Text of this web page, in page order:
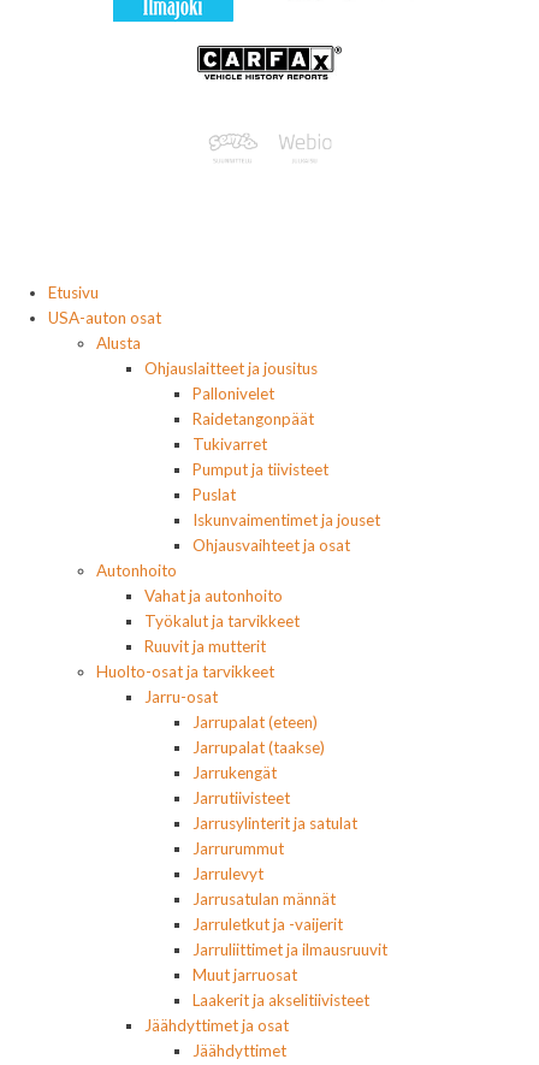
Etusivu
USA-auton osat
Alusta
Ohjauslaitteet ja jousitus
Pallonivelet
Raidetangonpäät
Tukivarret
Pumput ja tiivisteet
Puslat
Iskunvaimentimet ja jouset
Ohjausvaihteet ja osat
Autonhoito
Vahat ja autonhoito
Työkalut ja tarvikkeet
Ruuvit ja mutterit
Huolto-osat ja tarvikkeet
Jarru-osat
Jarrupalat (eteen)
Jarrupalat (taakse)
Jarrukengät
Jarrutiivisteet
Jarrusylinterit ja satulat
Jarrurummut
Jarrulevyt
Jarrusatulan männät
Jarruletkut ja -vaijerit
Jarruliittimet ja ilmausruuvit
Muut jarruosat
Laakerit ja akselitiivisteet
Jäähdyttimet ja osat
Jäähdyttimet